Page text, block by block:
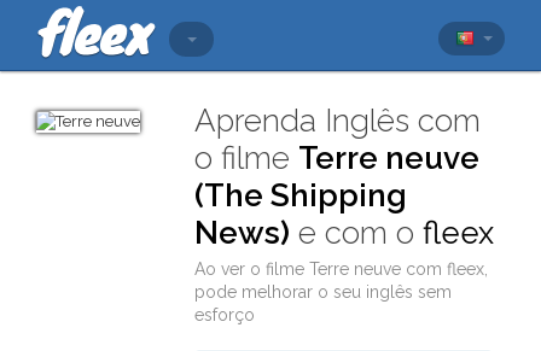
Aprenda Inglês com
o filme Terre neuve
(The Shipping
News) e com ofleex
Ao ver o filmeTerre neuve comfleex
pode melhorar o seu inglês sem
esforço